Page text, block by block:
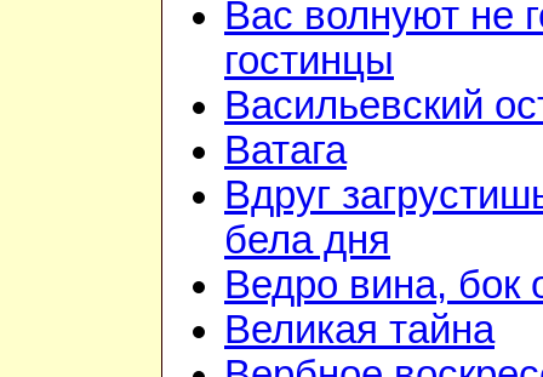
Вас волнуют не
гостинцы
Васильевский
Ватага
Вдруг
бела дня
Ведро вина, бок
Великая тайна